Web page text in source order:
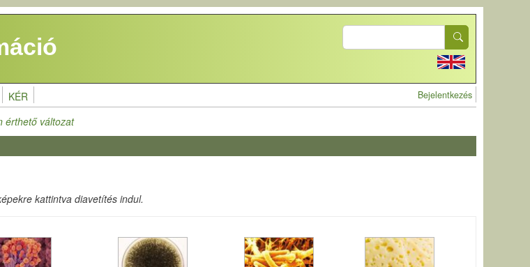
Search
KÉR User account
Bejelentkezés
érthető változat
kattintva diavetítés indul.